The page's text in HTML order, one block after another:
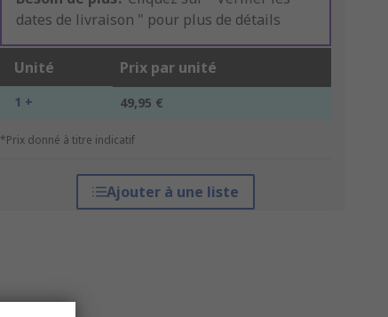
dates de livraison " pour plus de détails
Unité Prix par unité
1 + 49,95 €
*Prix donné à titre indicatif
Ajouter à une liste